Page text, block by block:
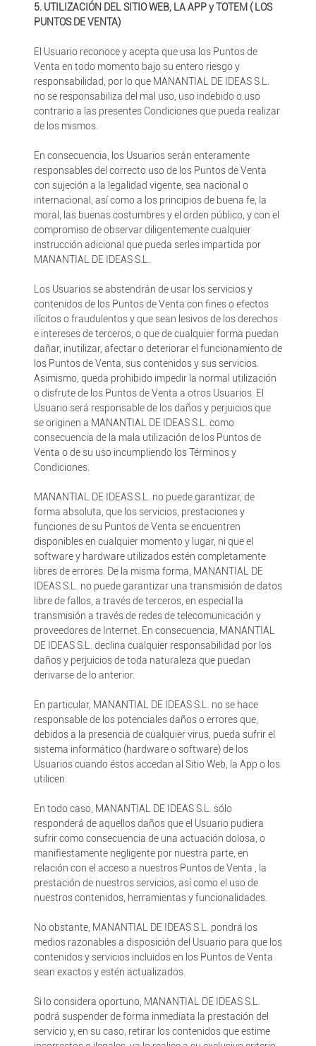
5. UTILIZACIÓN DEL SITIO WEB, LA APP y TOTEM ( LOS
PUNTOS DE VENTA)
El Usuario reconoce y acepta que usa los Puntos de
Venta en todo momento bajo su entero riesgo y
responsabilidad, por lo que MANANTIAL DE IDEAS S.L.
no se responsabiliza del mal uso, uso indebido o uso
contrario a las presentes Condiciones que pueda realizar
de los mismos.
En consecuencia, los Usuarios serán enteramente
responsables del correcto uso de los Puntos de Venta
con sujeción a la legalidad vigente, sea nacional o
internacional, así como a los principios de buena fe, la
moral, las buenas costumbres y el orden público, y con el
compromiso de observar diligentemente cualquier
instrucción adicional que pueda serles impartida por
MANANTIAL DE IDEAS S.L.
Los Usuarios se abstendrán de usar los servicios y
contenidos de los Puntos de Venta con fines o efectos
ilícitos o fraudulentos y que sean lesivos de los derechos
e intereses de terceros, o que de cualquier forma puedan
dañar, inutilizar, afectar o deteriorar el funcionamiento de
los Puntos de Venta, sus contenidos y sus servicios.
Asimismo, queda prohibido impedir la normal utilización
o disfrute de los Puntos de Venta a otros Usuarios. El
Usuario será responsable de los daños y perjuicios que
se originen a MANANTIAL DE IDEAS S.L. como
consecuencia de la mala utilización de los Puntos de
Venta o de su uso incumpliendo los Términos y
Condiciones.
MANANTIAL DE IDEAS S.L. no puede garantizar, de
forma absoluta, que los servicios, prestaciones y
funciones de su Puntos de Venta se encuentren
disponibles en cualquier momento y lugar, ni que el
software y hardware utilizados estén completamente
libres de errores. De la misma forma, MANANTIAL DE
IDEAS S.L. no puede garantizar una transmisión de datos
libre de fallos, a través de terceros, en especial la
transmisión a través de redes de telecomunicación y
proveedores de Internet. En consecuencia, MANANTIAL
DE IDEAS S.L. declina cualquier responsabilidad por los
daños y perjuicios de toda naturaleza que puedan
derivarse de lo anterior.
En particular, MANANTIAL DE IDEAS S.L. no se hace
responsable de los potenciales daños o errores que,
debidos a la presencia de cualquier virus, pueda sufrir el
sistema informático (hardware o software) de los
Usuarios cuando éstos accedan al Sitio Web, la App o los
utilicen.
En todo caso, MANANTIAL DE IDEAS S.L. sólo
responderá de aquellos daños que el Usuario pudiera
sufrir como consecuencia de una actuación dolosa, o
manifiestamente negligente por nuestra parte, en
relación con el acceso a nuestros Puntos de Venta , la
prestación de nuestros servicios, así como el uso de
nuestros contenidos, herramientas y funcionalidades.
No obstante, MANANTIAL DE IDEAS S.L. pondrá los
medios razonables a disposición del Usuario para que los
contenidos y servicios incluidos en los Puntos de Venta
sean exactos y estén actualizados.
Si lo considera oportuno, MANANTIAL DE IDEAS S.L.
podrá suspender de forma inmediata la prestación del
servicio y, en su caso, retirar los contenidos que estime